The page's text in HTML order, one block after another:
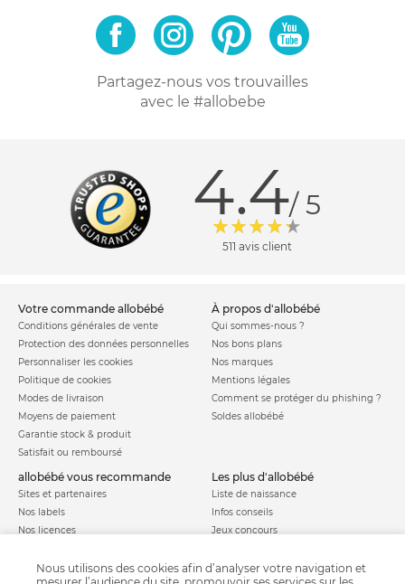
Partagez-nous vos trouvailles
avec le #allobebe
4.4/ 5
511 avis client
votre commande allobébé
Conditions générales de vente
Protection des données personnelles
Personnaliser les cookies
Politique de cookies
Modes de livraison
Moyens de paiement
Garantie stock & produit
Satisfait ou remboursé
à propos d'allobébé
Qui sommes-nous ?
Nos bons plans
Nos marques
Mentions légales
Comment se protéger du phishing ?
Soldes allobébé
allobébé vous recommande
Sites et partenaires
Nos labels
Nos licences
les plus d'allobébé
Liste de naissance
Infos conseils
Jeux concours
Parrainage
Nous utilisons des cookies afin d’analyser votre navigation et